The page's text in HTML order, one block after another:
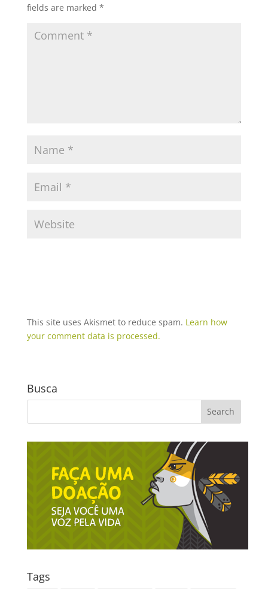
fields are marked *
This site uses Akismet to reduce spam. Learn how
your comment data is processed.
Busca
Tags